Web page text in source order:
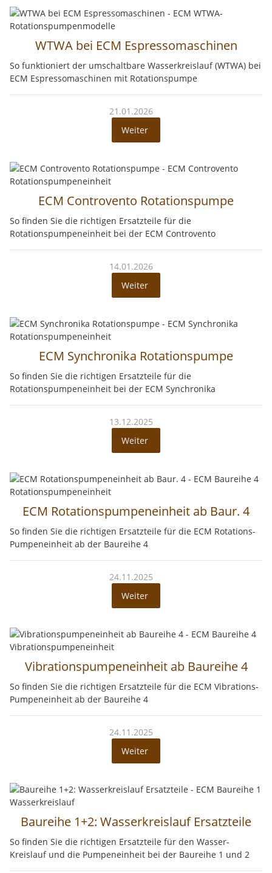
WTWA bei ECM Espressomaschinen
So funktioniert der umschaltbare Wasserkreislauf (WTWA) bei
ECM Espressomaschinen mit Rotationspumpe
21.01.2026
Weiter
ECM Controvento Rotationspumpe
So finden Sie die richtigen Ersatzteile für die
Rotationspumpeneinheit bei der ECM Controvento
14.01.2026
Weiter
ECM Synchronika Rotationspumpe
So finden Sie die richtigen Ersatzteile für die
Rotationspumpeneinheit bei der ECM Synchronika
13.12.2025
Weiter
ECM Rotationspumpeneinheit ab Baur. 4
So finden Sie die richtigen Ersatzteile für die ECM Rotations-
Pumpeneinheit ab der Baureihe 4
24.11.2025
Weiter
Vibrationspumpeneinheit ab Baureihe 4
So finden Sie die richtigen Ersatzteile für die ECM Vibrations-
Pumpeneinheit ab der Baureihe 4
24.11.2025
Weiter
Baureihe 1+2: Wasserkreislauf Ersatzteile
So finden Sie die richtigen Ersatzteile für den Wasser-
Kreislauf und die Pumpeneinheit bei der Baureihe 1 und 2